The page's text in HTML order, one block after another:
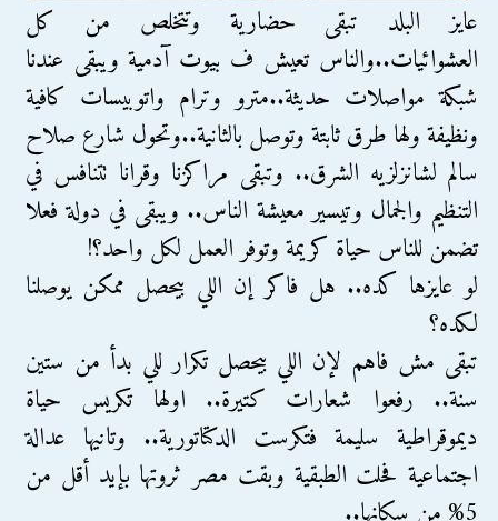
عايز البلد تبقى حضارية وتتخلص من كل
العشوائيات..والناس تعيش ف بيوت آدمية ويبقى عندنا
شبكة مواصلات حديثة..مترو وترام واتوبيسات كافية
ونظيفة ولها طرق ثابتة وتوصل بالثانية..وتحول شارع صلاح
سالم لشانزلزيه الشرق.. وتبقى مراكزنا وقرانا تتنافس في
التنظيم والجمال وتيسير معيشة الناس.. ويبقى في دولة فعلا
تضمن للناس حياة كريمة وتوفر العمل لكل واحد؟!
لو عايزها كده.. هل فاكر إن اللي بيحصل ممكن يوصلنا
لكده؟
تبقى مش فاهم لإن اللي بيحصل تكرار للي بدأ من ستين
سنة.. رفعوا شعارات كتيرة.. اولها تكريس حياة
ديموقراطية سليمة فتكرست الدكتاتورية.. وتانيها عدالة
اجتماعية فحلت الطبقية وبقت مصر ثروتها بإيد أقل من